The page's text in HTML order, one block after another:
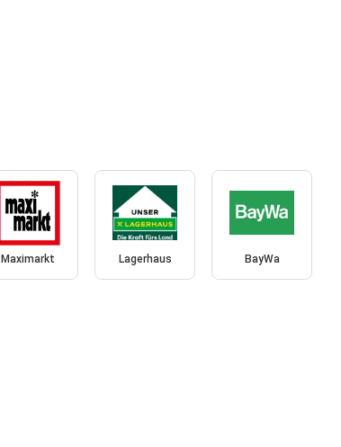
Maximarkt Lagerhaus BayWa